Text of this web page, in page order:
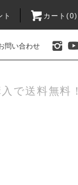
ト カート(0)
問い合わせ
で送料無料！